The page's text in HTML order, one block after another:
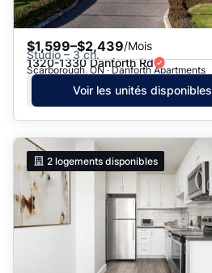
$1,599–$2,439/Mois
Studio – 3 ch.
1320-1330 Danforth Rd
Scarborough, ON · Danforth Apartments
Voir les unités disponibles
2 logements disponibles